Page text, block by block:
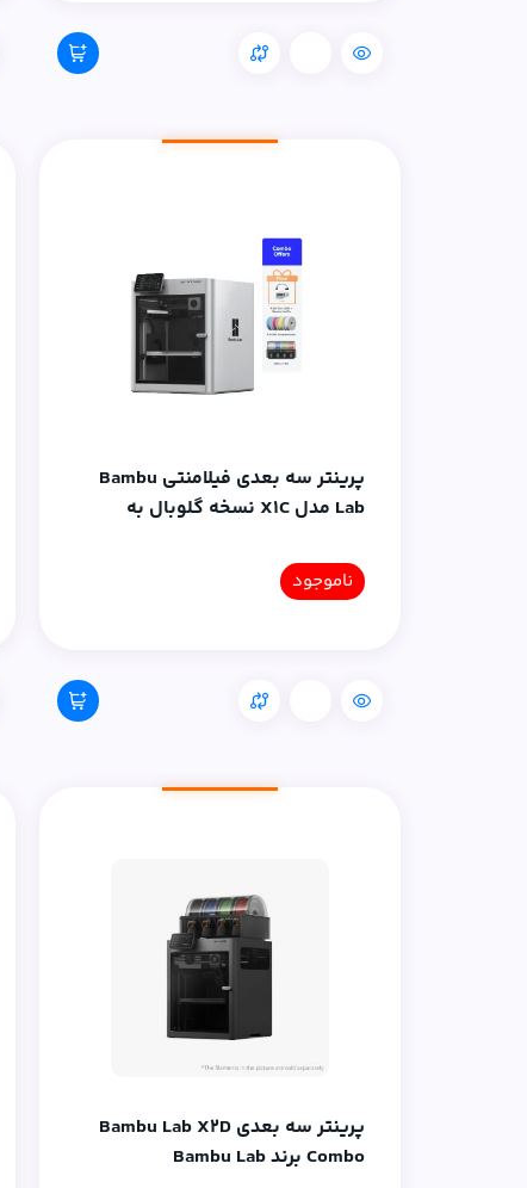
پرینتر سه بعدی فیلامنتی Bambu
Lab مدل X1C نسخه گلوبال به
ناموجود
پرینتر سه بعدی Bambu Lab X2D
Combo برند Bambu Lab